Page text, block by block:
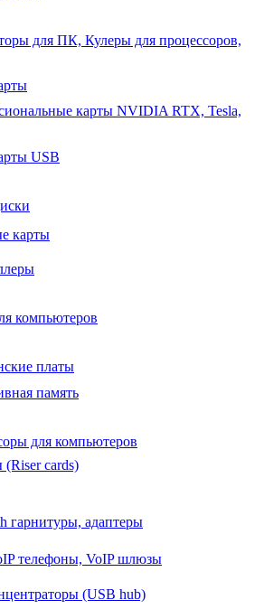
для ПК, Кулеры для процессоров,
карты NVIDIA RTX, Tesla,
USB
карты
компьютеров
платы
память
для компьютеров
(Riser cards)
гарнитуры, адаптеры
телефоны, VoIP шлюзы
(USB hub)